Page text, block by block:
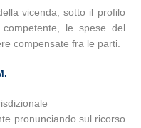
vicenda, sotto il profilo
competente, le spese del
compensate fra le parti.
pronunciando sul ricorso